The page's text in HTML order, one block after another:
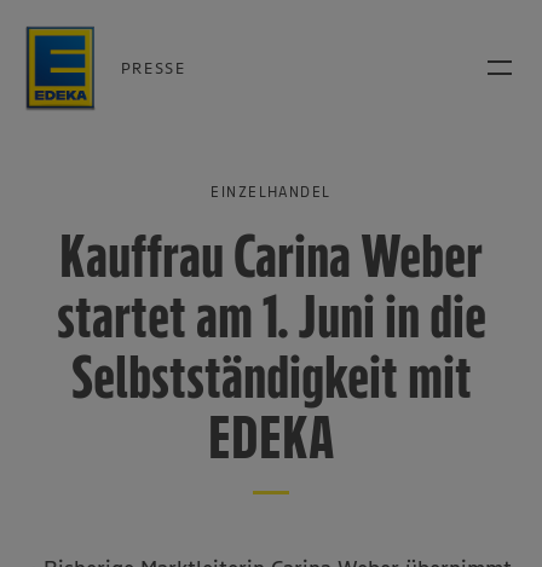
PRESSE
EINZELHANDEL
Kauffrau Carina Weber
startet am 1. Juni in die
Selbstständigkeit mit
EDEKA